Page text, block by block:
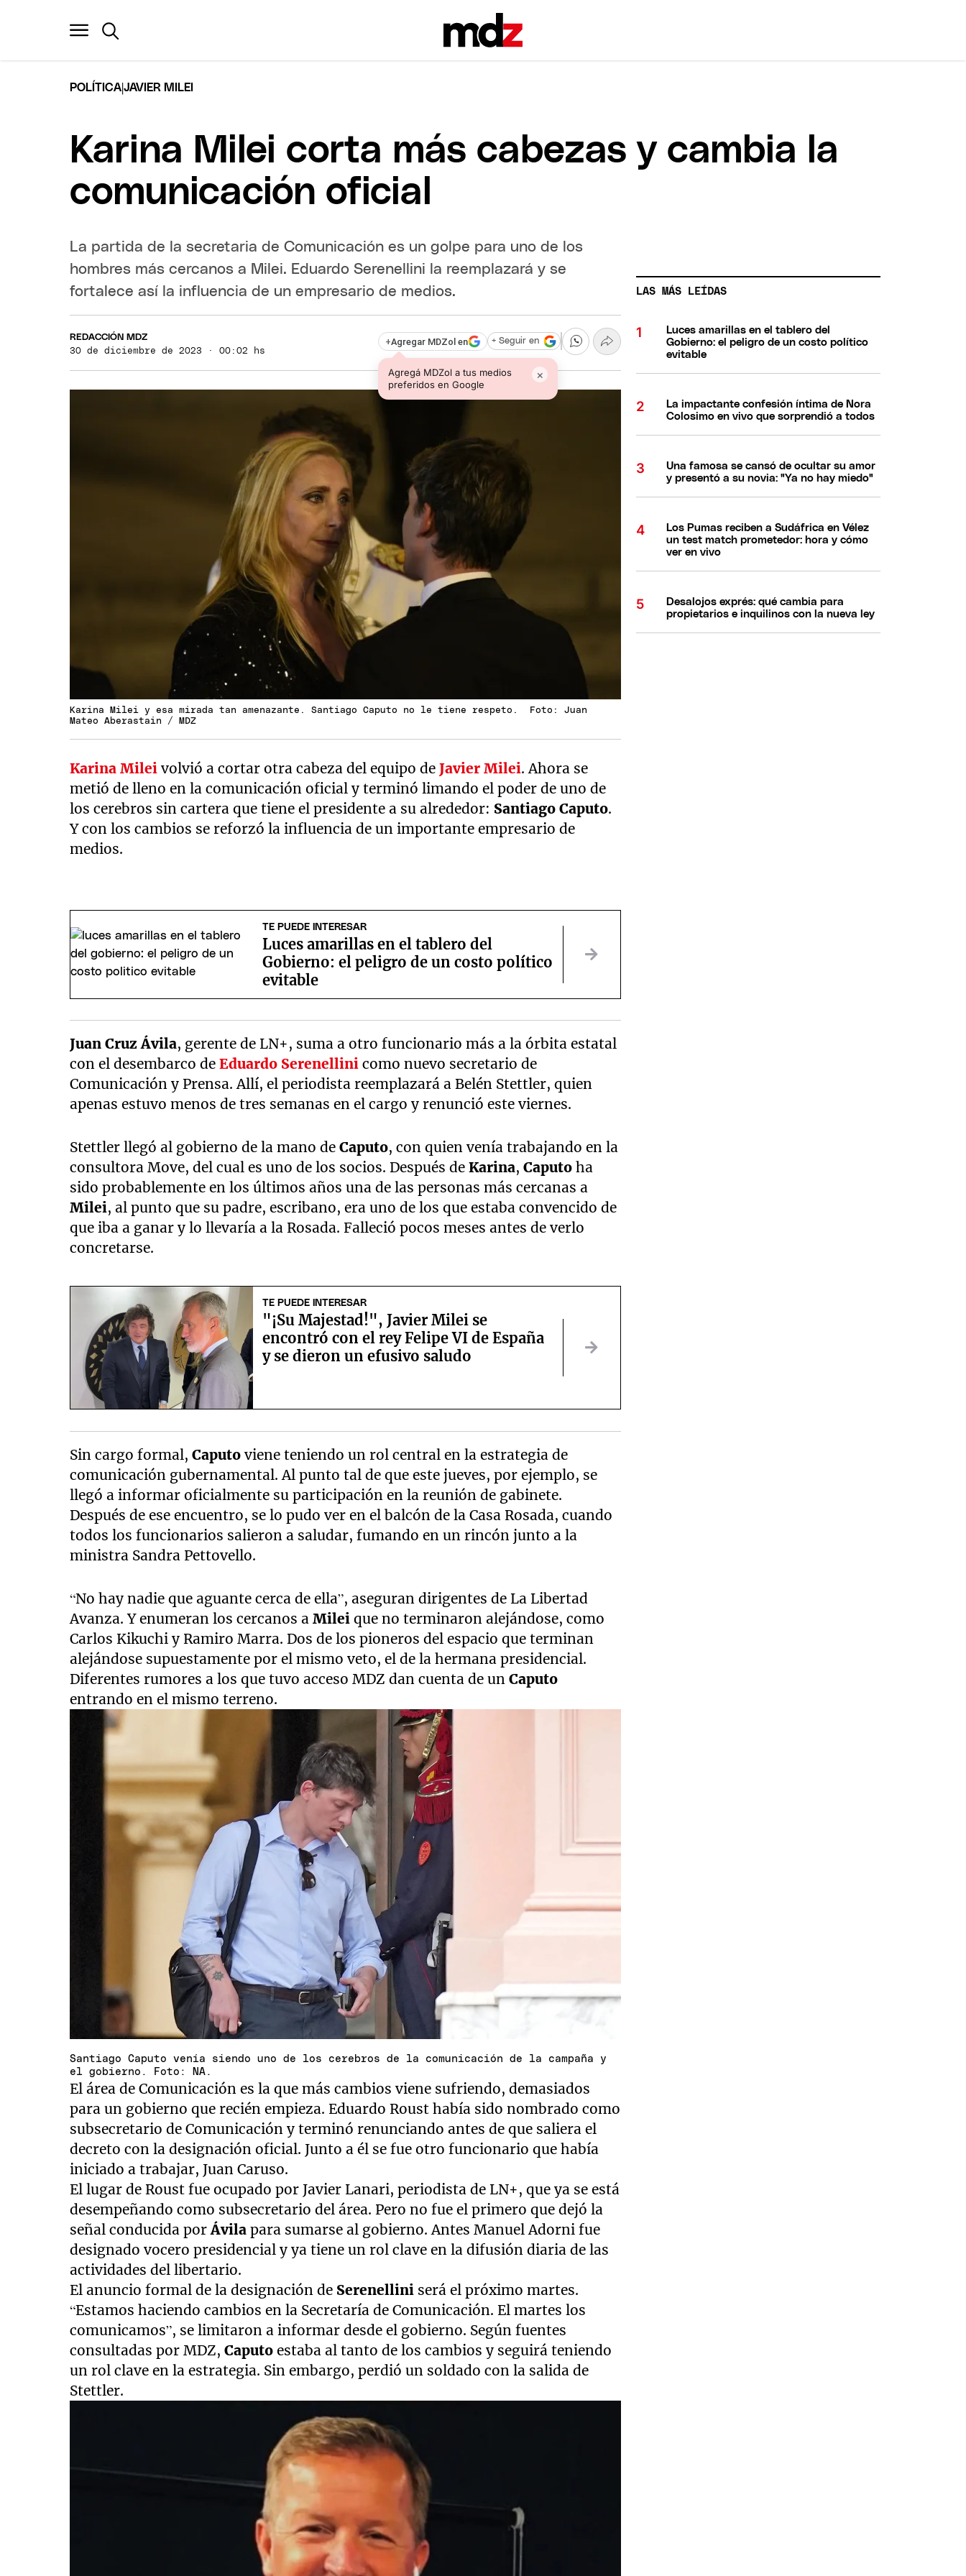
POLÍTICA|JAVIER MILEI
Karina Milei corta más cabezas y cambia la
comunicación oficial
La partida de la secretaria de Comunicación es un golpe para uno de los
hombres más cercanos a Milei. Eduardo Serenellini la reemplazará y se
fortalece así la influencia de un empresario de medios.
REDACCIÓN MDZ
30 de diciembre de 2023 · 00:02 hs
+Agregar MDZol en
Agregá MDZol a tus medios
preferidos en Google
×
+ Seguir en
Karina Milei y esa mirada tan amenazante. Santiago Caputo no le tiene respeto. Foto: Juan
Mateo Aberastain / MDZ
Karina Milei volvió a cortar otra cabeza del equipo deJavier Milei. Ahora se
metió de lleno en la comunicación oficial y terminó limando el poder de uno de
los cerebros sin cartera que tiene el presidente a su alrededor: Santiago Caputo.
Y con los cambios se reforzó la influencia de un importante empresario de
medios.
TE PUEDE INTERESAR
Luces amarillas en el tablero del
Gobierno: el peligro de un costo político
evitable
Juan Cruz Ávila, gerente de LN+, suma a otro funcionario más a la órbita estatal
con el desembarco deEduardo Serenellini como nuevo secretario de
Comunicación y Prensa. Allí, el periodista reemplazará a Belén Stettler, quien
apenas estuvo menos de tres semanas en el cargo y renunció este viernes.
Stettler llegó al gobierno de la mano deCaputo, con quien venía trabajando en la
consultora Move, del cual es uno de los socios. Después deKarina,Caputo ha
sido probablemente en los últimos años una de las personas más cercanas a
Milei, al punto que su padre, escribano, era uno de los que estaba convencido de
que iba a ganar y lo llevaría a la Rosada. Falleció pocos meses antes de verlo
concretarse.
TE PUEDE INTERESAR
"¡Su Majestad!", Javier Milei se
encontró con el rey Felipe VI de España
y se dieron un efusivo saludo
Sin cargo formal,Caputo viene teniendo un rol central en la estrategia de
comunicación gubernamental. Al punto tal de que este jueves, por ejemplo, se
llegó a informar oficialmente su participación en la reunión de gabinete.
Después de ese encuentro, se lo pudo ver en el balcón de la Casa Rosada, cuando
todos los funcionarios salieron a saludar, fumando en un rincón junto a la
ministra Sandra Pettovello.
“No hay nadie que aguante cerca de ella”, aseguran dirigentes de La Libertad
Avanza. Y enumeran los cercanos aMilei que no terminaron alejándose, como
Carlos Kikuchi y Ramiro Marra. Dos de los pioneros del espacio que terminan
alejándose supuestamente por el mismo veto, el de la hermana presidencial.
Diferentes rumores a los que tuvo acceso MDZ dan cuenta de unCaputo
entrando en el mismo terreno.
Santiago Caputo venía siendo uno de los cerebros de la comunicación de la campaña y
el gobierno. Foto: NA.
El área de Comunicación es la que más cambios viene sufriendo, demasiados
para un gobierno que recién empieza. Eduardo Roust había sido nombrado como
subsecretario de Comunicación y terminó renunciando antes de que saliera el
decreto con la designación oficial. Junto a él se fue otro funcionario que había
iniciado a trabajar, Juan Caruso.
El lugar de Roust fue ocupado por Javier Lanari, periodista de LN+, que ya se está
desempeñando como subsecretario del área. Pero no fue el primero que dejó la
señal conducida porÁvila para sumarse al gobierno. Antes Manuel Adorni fue
designado vocero presidencial y ya tiene un rol clave en la difusión diaria de las
actividades del libertario.
El anuncio formal de la designación de Serenellini será el próximo martes.
“Estamos haciendo cambios en la Secretaría de Comunicación. El martes los
comunicamos”, se limitaron a informar desde el gobierno. Según fuentes
consultadas por MDZ,Caputo estaba al tanto de los cambios y seguirá teniendo
un rol clave en la estrategia. Sin embargo, perdió un soldado con la salida de
Stettler.
LAS MÁS LEÍDAS
Luces amarillas en el tablero del
Gobierno: el peligro de un costo político
evitable
La impactante confesión íntima de Nora
Colosimo en vivo que sorprendió a todos
Una famosa se cansó de ocultar su amor
y presentó a su novia: "Ya no hay miedo"
Los Pumas reciben a Sudáfrica en Vélez
un test match prometedor: hora y cómo
ver en vivo
Desalojos exprés: qué cambia para
propietarios e inquilinos con la nueva ley